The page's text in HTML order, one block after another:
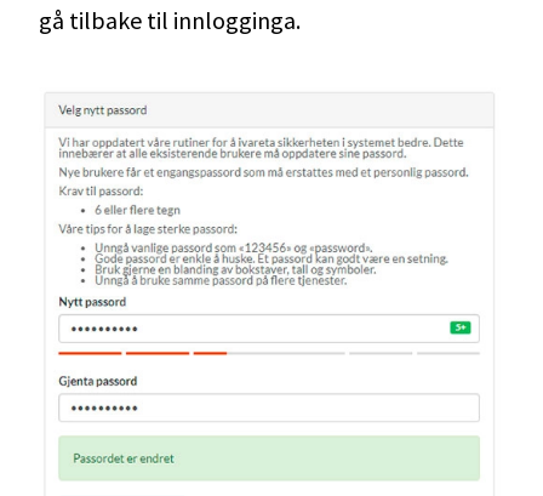
gå tilbake til innlogginga.